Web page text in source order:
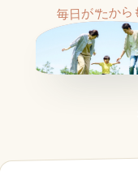
毎日が“たから
家族の一